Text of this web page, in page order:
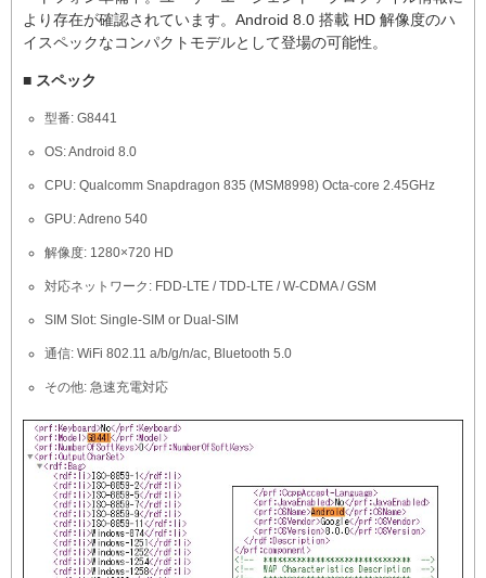
より存在が確認されています。Android 8.0 搭載 HD 解像度のハ
イスペックなコンパクトモデルとして登場の可能性。
■ スペック
型番: G8441
OS: Android 8.0
CPU: Qualcomm Snapdragon 835 (MSM8998) Octa-core 2.45GHz
GPU: Adreno 540
解像度: 1280×720 HD
対応ネットワーク: FDD-LTE / TDD-LTE / W-CDMA / GSM
SIM Slot: Single-SIM or Dual-SIM
通信: WiFi 802.11 a/b/g/n/ac, Bluetooth 5.0
その他: 急速充電対応